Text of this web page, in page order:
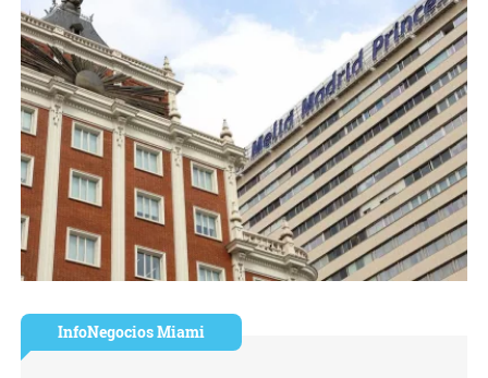
InfoNegocios Miami